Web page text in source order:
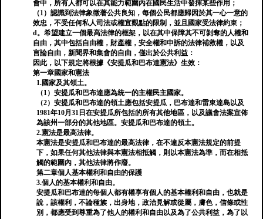
會中，所有人都可以在其能力範圍內在國民生活中發揮某些作用；
（1）認識到法律象徵著公共良知，每個公民都應歸因於其一心一意的
效忠，不受任何私人司法或權宜觀點的限制，並且國家受法律約束；
d。希望建立一個最高法律的框架，以在其中保障其不可剝奪的人權和
自由，其中包括自由權，財產權，安全權和申訴的法律補救權，以及
言論自由，新聞界和集會的自由，僅出於公共利益：
因此，以下規定將根據《安提瓜和巴布達憲法》生效：
第一章國家和憲法
1.國家及其領土。
（1）安提瓜和巴布達應為統一的主權民主國家。
（2）安提瓜和巴布達的領土應包括安提瓜，巴布達和雷東達島以及
1981年10月31日在安提瓜所包括的所有其他地區，以及議會法案宣佈
為該州一部分的其他地區。安提瓜和巴布達的領土。
2.憲法是最高法律。
本憲法是安提瓜和巴布達的最高法律，在不違反本憲法規定的前提
下，如果任何其他法律與本憲法相抵觸，則以本憲法為準，而在相抵
觸的範圍內，其他法律將作廢。
第二章個人基本權利和自由的保護
3.個人的基本權利和自由。
安提瓜和巴布達的每個人都有權享有個人的基本權利和自由，也就是
說，該權利，不論種族，出身地，政治見解或從屬，膚色，信條或性
別，都應受到尊重為了他人的權利和自由以及為了公共利益，為了以